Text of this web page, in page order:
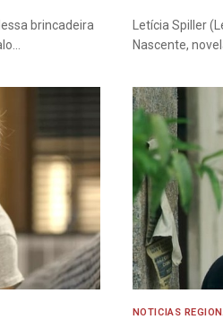
brincadeira
Letícia Spiller
Nascente,
NOTICIAS